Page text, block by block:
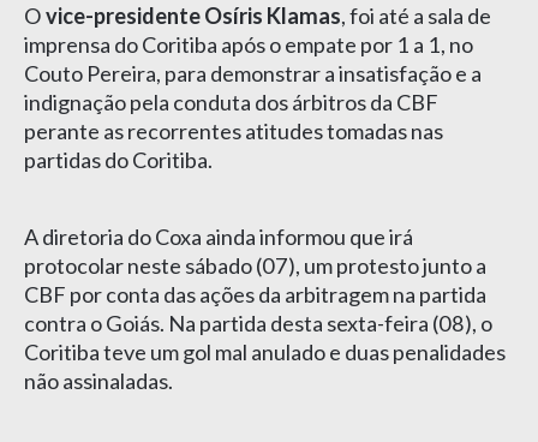
Ovice-presidente Osíris Klamas, foi até a sala de
imprensa do Coritiba após o empate por 1 a 1, no
Couto Pereira, para demonstrar a insatisfação e a
indignação pela conduta dos árbitros da CBF
perante as recorrentes atitudes tomadas nas
partidas do Coritiba.
A diretoria do Coxa ainda informou que irá
protocolar neste sábado (07), um protesto junto a
CBF por conta das ações da arbitragem na partida
contra o Goiás. Na partida desta sexta-feira (08), o
Coritiba teve um gol mal anulado e duas penalidades
não assinaladas.